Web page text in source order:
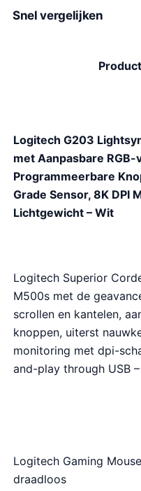
Snel vergelijken
Product
Logitech G203
met Aanpasbare
Programmeerbare
Grade Sensor, 8K DPI
Lichtgewicht – Wit
Logitech Superior
M500s met de
scrollen en kantelen,
knoppen, uiterst
monitoring met dpi-
and-play through USB
Logitech Gaming
draadloos